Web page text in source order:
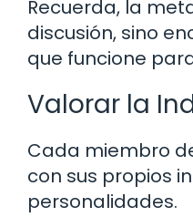
Recuerda, la
discusión, sino
que funcione
Valorar la
Cada miembro
con sus propios
personalidades.